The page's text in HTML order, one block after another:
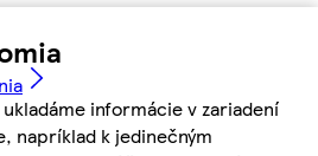
informácie v zariadení
napríklad k jedinečným